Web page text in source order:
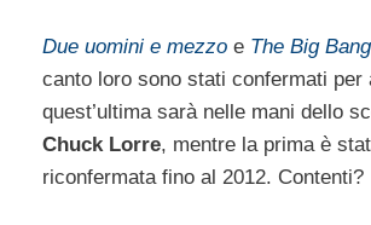
Due uomini e mezzo e The Big
canto loro sono stati confermati per
quest’ultima sarà nelle mani dello
Chuck Lorre, mentre la prima è
riconfermata fino al 2012. Contenti?